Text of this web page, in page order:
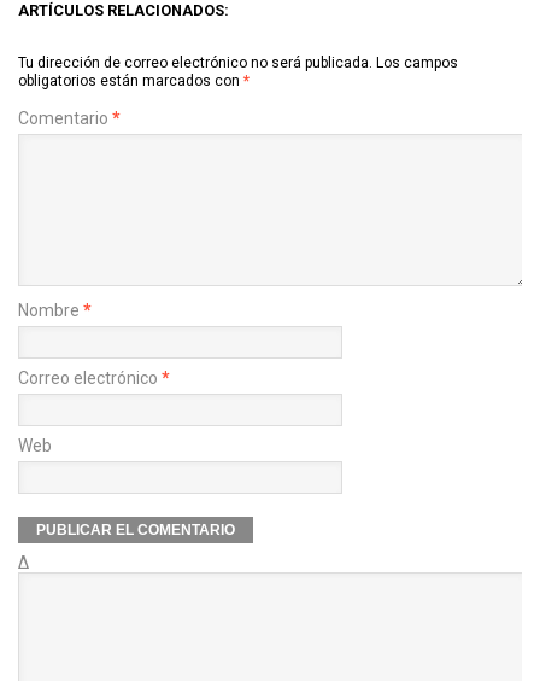
ARTÍCULOS RELACIONADOS:
Tu dirección de correo electrónico no será publicada. Los campos
obligatorios están marcados con *
Comentario *
Nombre *
Correo electrónico *
Web
Δ